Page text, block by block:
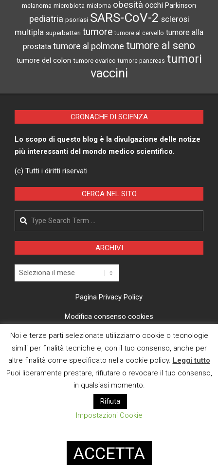
melanoma microbiota mieloma obesità occhi Parkinson
pediatria psoriasi SARS-CoV-2 sclerosi
multipla superbatteri tumore tumore al cervello tumore alla
prostata tumore al polmone tumore al seno
tumore del colon tumore ovarico tumore pancreas tumori
vaccini
CRONACHE DI SCIENZA
Lo scopo di questo blog è la divulgazione delle notize
più interessanti del mondo medico scientifico.
(c) Tutti i diritti riservati
CERCA NEL SITO
Search
ARCHIVI
Archivi
Pagina Privacy Policy
Modifica consenso cookies
CI TROVI ANCHE SU
E MAIL
Designed usingMagazine News Byte. Powered by
Noi e terze parti selezionate utilizziamo cookie o tecnologie
simili per finalità tecniche e, con il tuo consenso, anche per
altre finalità come specificato nella cookie policy. Leggi tutto
Puoi liberamente prestare, rifiutare o revocare il tuo consenso,
in qualsiasi momento.
Rifiuta
Impostazioni Cookie
ACCETTA